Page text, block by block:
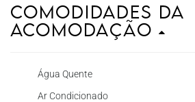
Comodidades da
Acomodação
Água Quente
Ar Condicionado